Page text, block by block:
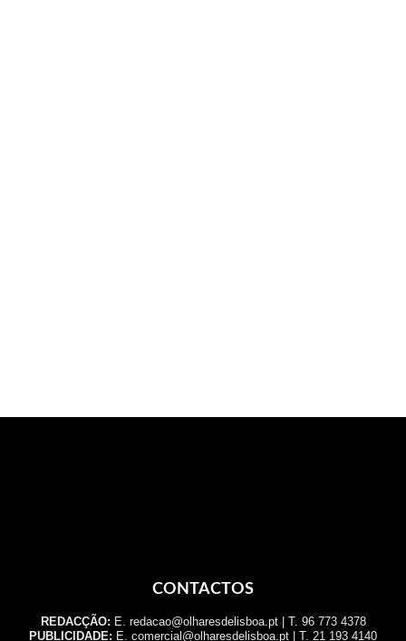
CONTACTOS
REDACÇÃO: E. redacao@olharesdelisboa.pt | T. 96 773 4378
PUBLICIDADE: E. comercial@olharesdelisboa.pt | T. 21 193 4140